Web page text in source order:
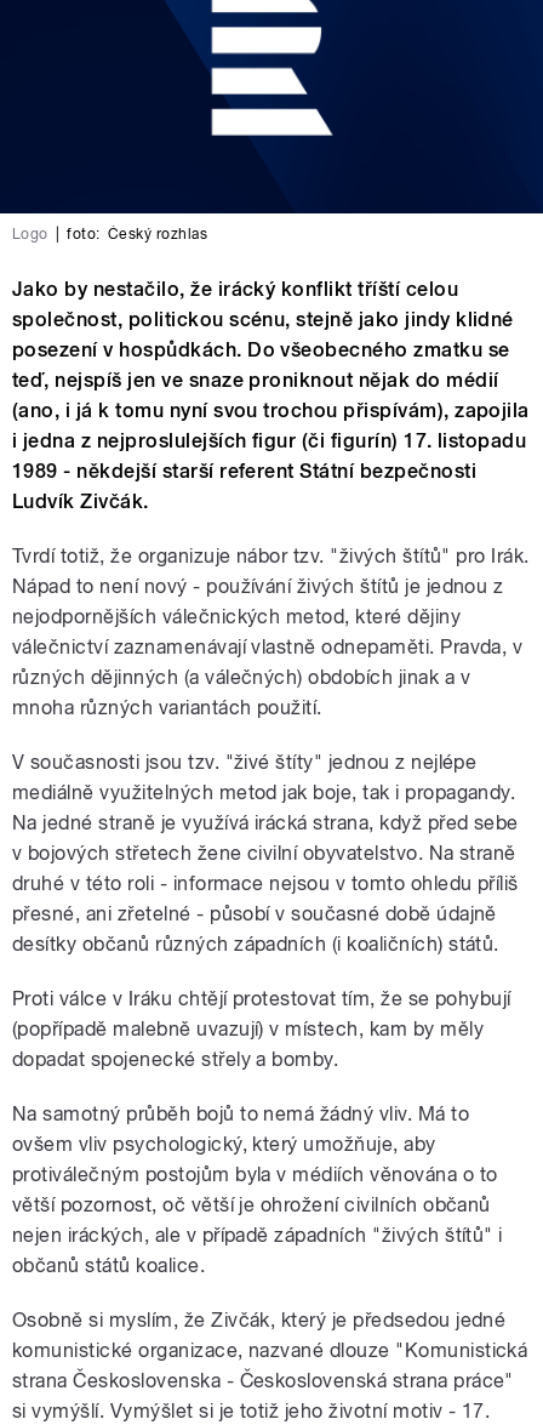
Logo foto: Český rozhlas
Jako by nestačilo, že irácký konflikt tříští celou
společnost, politickou scénu, stejně jako jindy klidné
posezení v hospůdkách. Do všeobecného zmatku se
teď, nejspíš jen ve snaze proniknout nějak do médií
(ano, i já k tomu nyní svou trochou přispívám), zapojila
i jedna z nejproslulejších figur (či figurín) 17. listopadu
1989 - někdejší starší referent Státní bezpečnosti
Ludvík Zivčák.
Tvrdí totiž, že organizuje nábor tzv. "živých štítů" pro Irák.
Nápad to není nový - používání živých štítů je jednou z
nejodpornějších válečnických metod, které dějiny
válečnictví zaznamenávají vlastně odnepaměti. Pravda, v
různých dějinných (a válečných) obdobích jinak a v
mnoha různých variantách použití.
V současnosti jsou tzv. "živé štíty" jednou z nejlépe
mediálně využitelných metod jak boje, tak i propagandy.
Na jedné straně je využívá irácká strana, když před sebe
v bojových střetech žene civilní obyvatelstvo. Na straně
druhé v této roli - informace nejsou v tomto ohledu příliš
přesné, ani zřetelné - působí v současné době údajně
desítky občanů různých západních (i koaličních) států.
Proti válce v Iráku chtějí protestovat tím, že se pohybují
(popřípadě malebně uvazují) v místech, kam by měly
dopadat spojenecké střely a bomby.
Na samotný průběh bojů to nemá žádný vliv. Má to
ovšem vliv psychologický, který umožňuje, aby
protiválečným postojům byla v médiích věnována o to
větší pozornost, oč větší je ohrožení civilních občanů
nejen iráckých, ale v případě západních "živých štítů" i
občanů států koalice.
Osobně si myslím, že Zivčák, který je předsedou jedné
komunistické organizace, nazvané dlouze "Komunistická
strana Československa - Československá strana práce"
si vymýšlí. Vymýšlet si je totiž jeho životní motiv - 17.